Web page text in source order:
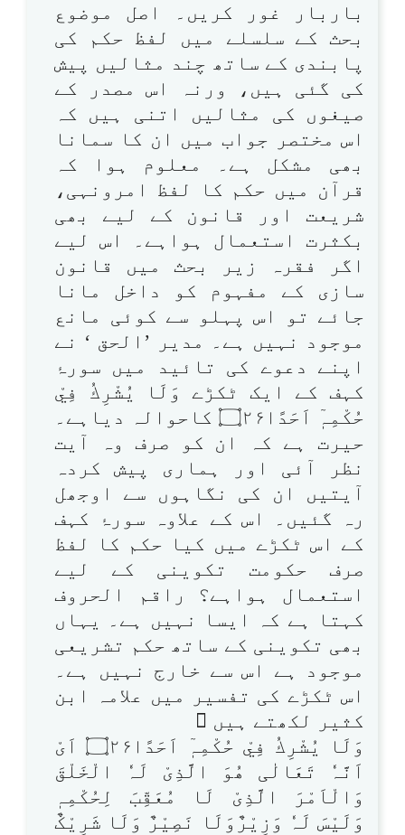
باربار غور کریں۔ اصل موضوع
بحث کے سلسلے میں لفظ حکم کی
پابندی کے ساتھ چند مثالیں پیش
کی گئی ہیں، ورنہ اس مصدر کے
صیغوں کی مثالیں اتنی ہیں کہ
اس مختصر جواب میں ان کا سمانا
بھی مشکل ہے۔ معلوم ہوا کہ
قرآن میں حکم کا لفظ امرونہی،
شریعت اور قانون کے لیے بھی
بکثرت استعمال ہواہے۔ اس لیے
اگر فقرہ زیر بحث میں قانون
سازی کے مفہوم کو داخل مانا
جائے تو اس پہلو سے کوئی مانع
موجود نہیں ہے۔ مدیر ’الحق ‘ نے
اپنے دعوے کی تائید میں سورۂ
کہف کے ایک ٹکڑے وَلَا يُشْرِكُ فِيْ
حُكْمِہٖٓ اَحَدًا۝۲۶ کاحوالہ دیاہے۔
حیرت ہے کہ ان کو صرف وہ آیت
نظر آئی اور ہماری پیش کردہ
آیتیں ان کی نگاہوں سے اوجھل
رہ گئیں۔ اس کے علاوہ سورۂ کہف
کے اس ٹکڑے میں کیا حکم کا لفظ
صرف حکومت تکوینی کے لیے
استعمال ہواہے؟ راقم الحروف
کہتا ہے کہ ایسا نہیں ہے۔ یہاں
بھی تکوینی کے ساتھ حکم تشریعی
موجود ہے اس سے خارج نہیں ہے۔
اس ٹکڑے کی تفسیر میں علامہ ابن
کثیر لکھتے ہیں 
وَلَا يُشْرِكُ فِيْ حُكْمِہٖٓ اَحَدًا۝۲۶ اَیْ
اَنَّہٗ تَعَالٰی ھُوَ الَّذِیْ لَہٗ الْخَلْقَ
وَالْاَمْرَ الَّذِیْ لَا مُعَقِّبَ لِحُکْمِہٖ
وَلَیْسَ لَہٗ وَزِیْرٌوَلَا نَصِیْرٌ وَلَا شَرِیْکٌ